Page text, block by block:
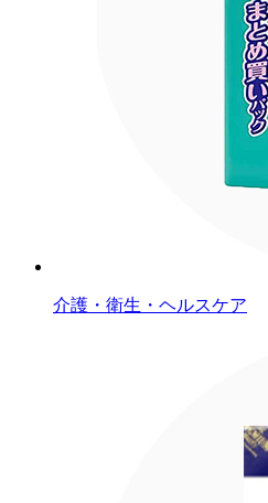
介護・衛生・ヘルスケア